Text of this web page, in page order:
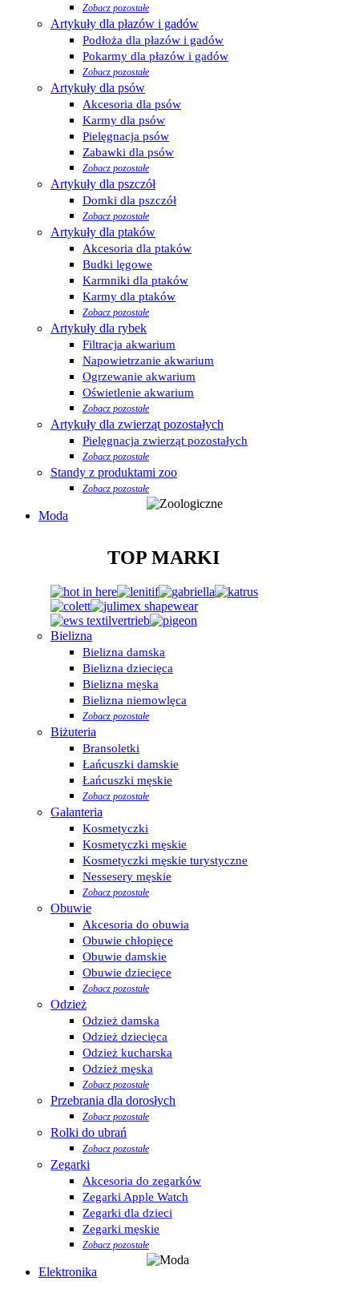
Zobacz pozostałe
Artykuły dla płazów i gadów
Podłoża dla płazów i gadów
Pokarmy dla płazów i gadów
Zobacz pozostałe
Artykuły dla psów
Akcesoria dla psów
Karmy dla psów
Pielęgnacja psów
Zabawki dla psów
Zobacz pozostałe
Artykuły dla pszczół
Domki dla pszczół
Zobacz pozostałe
Artykuły dla ptaków
Akcesoria dla ptaków
Budki lęgowe
Karmniki dla ptaków
Karmy dla ptaków
Zobacz pozostałe
Artykuły dla rybek
Filtracja akwarium
Napowietrzanie akwarium
Ogrzewanie akwarium
Oświetlenie akwarium
Zobacz pozostałe
Artykuły dla zwierząt pozostałych
Pielęgnacja zwierząt pozostałych
Zobacz pozostałe
Standy z produktami zoo
Zobacz pozostałe
Moda
TOP MARKI
Bielizna
Bielizna damska
Bielizna dziecięca
Bielizna męska
Bielizna niemowlęca
Zobacz pozostałe
Biżuteria
Bransoletki
Łańcuszki damskie
Łańcuszki męskie
Zobacz pozostałe
Galanteria
Kosmetyczki
Kosmetyczki męskie
Kosmetyczki męskie turystyczne
Nessesery męskie
Zobacz pozostałe
Obuwie
Akcesoria do obuwia
Obuwie chłopięce
Obuwie damskie
Obuwie dziecięce
Zobacz pozostałe
Odzież
Odzież damska
Odzież dziecięca
Odzież kucharska
Odzież męska
Zobacz pozostałe
Przebrania dla dorosłych
Zobacz pozostałe
Rolki do ubrań
Zobacz pozostałe
Zegarki
Akcesoria do zegarków
Zegarki Apple Watch
Zegarki dla dzieci
Zegarki męskie
Zobacz pozostałe
Elektronika